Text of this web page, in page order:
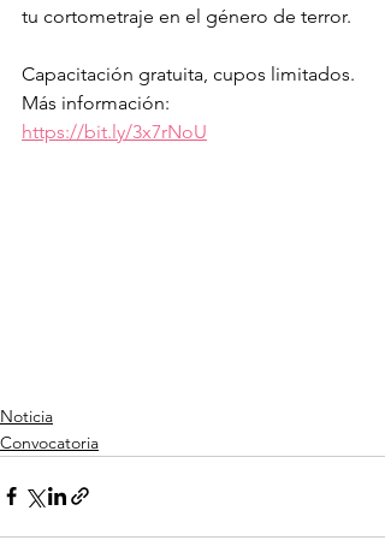
tu cortometraje en el género de terror.
Capacitación gratuita, cupos limitados.
Más información:
https://bit.ly/3x7rNoU
Noticia
Convocatoria